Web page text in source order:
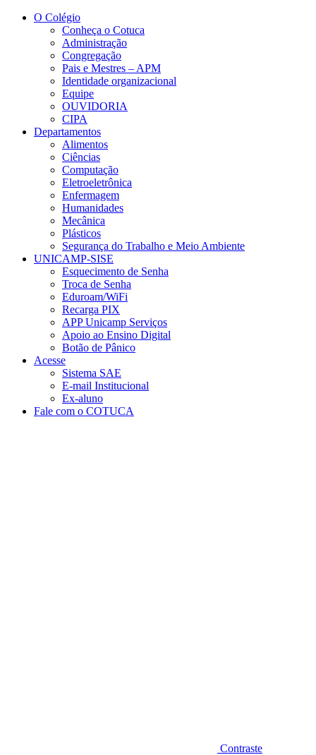
Conteúdo principal
O Colégio
Conheça o Cotuca
Administração
Congregação
Pais e Mestres – APM
Identidade organizacional
Equipe
OUVIDORIA
CIPA
Departamentos
Alimentos
Ciências
Computação
Eletroeletrônica
Enfermagem
Humanidades
Mecânica
Plásticos
Segurança do Trabalho e Meio Ambiente
UNICAMP-SISE
Esquecimento de Senha
Troca de Senha
Eduroam/WiFi
Recarga PIX
APP Unicamp Serviços
Apoio ao Ensino Digital
Botão de Pânico
Acesse
Sistema SAE
E-mail Institucional
Ex-aluno
Fale com o COTUCA
Contraste